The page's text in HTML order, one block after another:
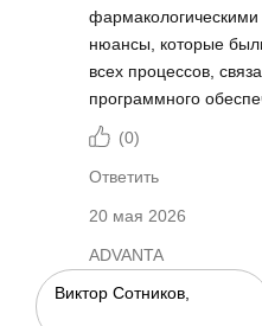
нюансы, которые
всех процессов,
программного
(0)
Ответить
20 мая 2026
ADVANTA